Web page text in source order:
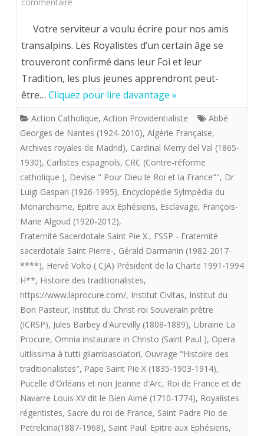
commentaire
Volto
(CJA).
Histoire
Catholiques
de
Tradition.
Votre serviteur a voulu écrire pour nos amis
transalpins. Les Royalistes d’un certain âge se
trouveront confirmé dans leur Foi et leur
Tradition, les plus jeunes apprendront peut-
être… Cliquez pour lire davantage »
Action Catholique, Action Providentialiste
Abbé
Georges de Nantes (1924-2010), Algérie Française,
Archives royales de Madrid), Cardinal Merry del Val (1865-
1930), Carlistes espagnols, CRC (Contre-réforme
catholique ), Devise " Pour Dieu le Roi et la France"", Dr
Luigi Gaspari (1926-1995), Encyclopédie Sylmpédia du
Monarchisme, Epitre aux Ephésiens, Esclavage, François-
Marie Algoud (1920-2012),
Fraternité Sacerdotale Saint Pie X., FSSP - Fraternité
sacerdotale Saint Pierre-, Gérald Darmanin (1982-2017-
****), Hervé Volto ( CJA) Président de la Charte 1991-1994
H**, Histoire des traditionalistes,
https://www.laprocure.com/, Institut Civitas, Institut du
Bon Pasteur, Institut du Christ-roi Souverain prêtre
(ICRSP), Jules Barbey d'Aurevilly (1808-1889), Librairie La
Procure, Omnia instaurare in Christo (Saint Paul ), Opera
uitlissima à tutti gliambasciatori, Ouvrage "Histoire des
traditionalistes", Pape Saint Pie X (1835-1903-1914),
Pucelle d'Orléans et non Jeanne d'Arc, Roi de France et de
Navarre Louis XV dit le Bien Aimé (1710-1774), Royalistes
régentistes, Sacre du roi de France, Saint Padre Pio de
Petrelcina(1887-1968), Saint Paul. Epitre aux Ephésiens,